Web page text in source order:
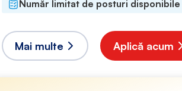
Număr limitat de posturi disponibile
Mai multe Aplică acum